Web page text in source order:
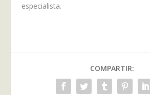
especialista.
COMPARTIR: